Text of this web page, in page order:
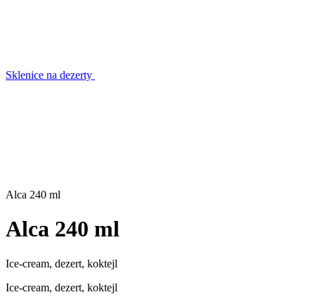
Sklenice na dezerty
Alca 240 ml
Alca 240 ml
Ice-cream, dezert, koktejl
Ice-cream, dezert, koktejl